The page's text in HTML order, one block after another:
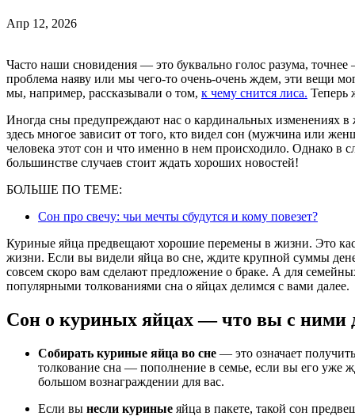
Апр 12, 2026
Часто наши сновидения — это буквально голос разума, точнее — нашего подсознания. Если человека мучает какая-то
проблема наяву или мы чего-то очень-очень ждем, эти вещи
мы, например, рассказывали о том, к чему снится лиса. Теперь
Иногда сны предупреждают нас о кардинальных
здесь многое зависит от того, кто видел сон (мужчина или
человека этот сон и что именно в нем происходило. Однако в
большинстве случаев стоит ждать хороших новостей!
БОЛЬШЕ ПО ТЕМЕ:
Сон про свечу: чьи мечты сбудутся и кому повезет?
Куриные яйца предвещают хорошие перемены в жизни. Это
жизни. Если вы видели яйца во сне, ждите крупной суммы
совсем скоро вам сделают предложение о браке. А для
популярными толкованиями сна о яйцах делимся с вами далее.
Сон о куриных яйцах — что вы с ними
Собирать куриные яйца во сне — это означает
толкование сна — пополнение в семье, если вы его уже
большом вознаграждении для вас.
Если вы несли куриные яйца в пакете, такой сон